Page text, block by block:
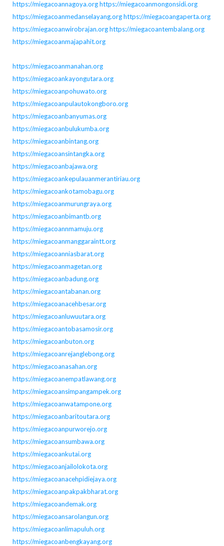
https://miegacoannagoya.orghttps://miegacoanmongonsidi.org
https://miegacoanmedanselayang.orghttps://miegacoangaperta.org
https://miegacoanwirobrajan.orghttps://miegacoantembalang.org
https://miegacoanmajapahit.org
https://miegacoanmanahan.org
https://miegacoankayongutara.org
https://miegacoanpohuwato.org
https://miegacoanpulautokongboro.org
https://miegacoanbanyumas.org
https://miegacoanbulukumba.org
https://miegacoanbintang.org
https://miegacoansintangka.org
https://miegacoanbajawa.org
https://miegacoankepulauanmerantiriau.org
https://miegacoankotamobagu.org
https://miegacoanmurungraya.org
https://miegacoanbimantb.org
https://miegacoannmamuju.org
https://miegacoanmanggaraintt.org
https://miegacoanniasbarat.org
https://miegacoanmagetan.org
https://miegacoanbadung.org
https://miegacoantabanan.org
https://miegacoanacehbesar.org
https://miegacoanluwuutara.org
https://miegacoantobasamosir.org
https://miegacoanbuton.org
https://miegacoanrejanglebong.org
https://miegacoanasahan.org
https://miegacoanempatlawang.org
https://miegacoansimpangampek.org
https://miegacoanwatampone.org
https://miegacoanbaritoutara.org
https://miegacoanpurworejo.org
https://miegacoansumbawa.org
https://miegacoankutai.org
https://miegacoanjailolokota.org
https://miegacoanacehpidiejaya.org
https://miegacoanpakpakbharat.org
https://miegacoandemak.org
https://miegacoansarolangun.org
https://miegacoanlimapuluh.org
https://miegacoanbengkayang.org